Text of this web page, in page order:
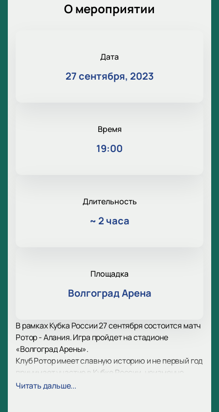
О мероприятии
Дата
27 сентября, 2023
Время
19:00
Длительность
~ 2 часа
Площадка
Волгоград Арена
В рамках Кубка России 27 сентября состоится матч
Ротор - Алания. Игра пройдет на стадионе
«Волгоград Арены».
Клуб Ротор имеет славную историю и не первый год
принимает участие в Кубке России, неизменно
радуя своих поклонников яркими интригующими
Читать дальше...